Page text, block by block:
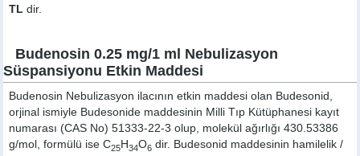
TL dir.
Budenosin 0.25 mg/1 ml Nebulizasyon
Süspansiyonu Etkin Maddesi
Budenosin Nebulizasyon ilacının etkin maddesi olan Budesonid,
orjinal ismiyle Budesonide maddesinin Milli Tıp Kütüphanesi kayıt
numarası (CAS No) 51333-22-3 olup, molekül ağırlığı 430.53386
g/mol, formülü ise C25H34O6 dir. Budesonid maddesinin hamilelik /